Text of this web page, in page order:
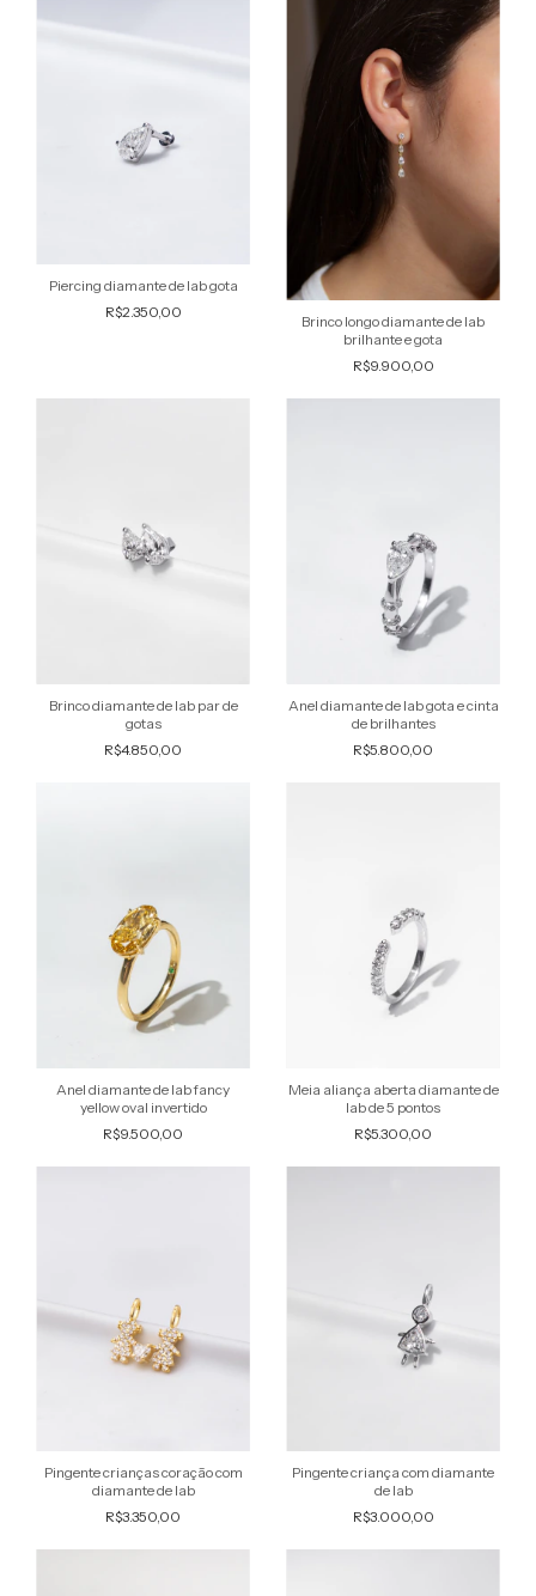
Piercing diamante de lab gota
R$2.350,00
Brinco longo diamante de lab
brilhante e gota
R$9.900,00
Brinco diamante de lab par de
gotas
R$4.850,00
Anel diamante de lab gota e cinta
de brilhantes
R$5.800,00
Anel diamante de lab fancy
yellow oval invertido
R$9.500,00
Meia aliança aberta diamante de
lab de 5 pontos
R$5.300,00
Pingente crianças coração com
diamante de lab
R$3.350,00
Pingente criança com diamante
de lab
R$3.000,00